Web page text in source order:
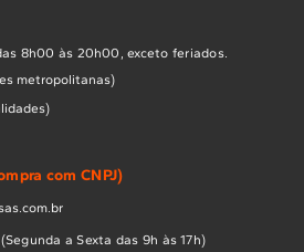
8h00 às 20h00, exceto feriados.
metropolitanas)
com CNPJ)
a Sexta das 9h às 17h)